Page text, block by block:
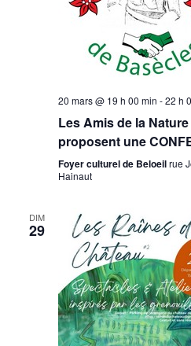
20 mars @ 19 h 00 min -22 h
Les Amis de la
proposent une
Foyer culturel de Beloeilrue
Hainaut
DIM
29